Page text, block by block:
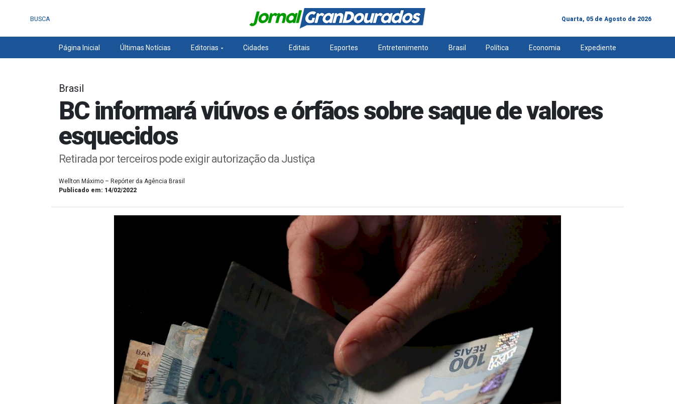
BUSCA Quarta, 05 de Agosto de 2026
Página Inicial Últimas Notícias Editorias Cidades Editais Esportes Entretenimento Brasil Política Economia Expediente
Brasil
BC informará viúvos e órfãos sobre saque de valores
esquecidos
Retirada por terceiros pode exigir autorização da Justiça
Wellton Máximo – Repórter da Agência Brasil
Publicado em: 14/02/2022